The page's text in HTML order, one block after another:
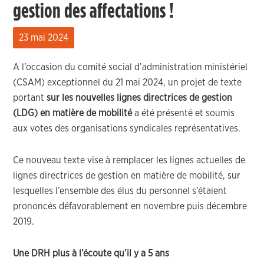
gestion des affectations !
23 mai 2024
A l’occasion du comité social d’administration ministériel
(CSAM) exceptionnel du 21 mai 2024, un projet de texte
portantsur les nouvelles lignes directrices de gestion
(LDG) en matière de mobilitéa été présenté et soumis
aux votes des organisations syndicales représentatives.
Ce nouveau texte vise à remplacer les lignes actuelles de
lignes directrices de gestion en matière de mobilité, sur
lesquelles l’ensemble des élus du personnel s’étaient
prononcés défavorablement en novembre puis décembre
2019.
Une DRH plus à l’écoute qu’il y a 5 ans